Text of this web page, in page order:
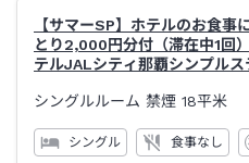
【サマーSP】ホテルのお食事
とり2,000円分付（滞在中1回
テルJALシティ那覇シンプルス
シングルルーム 禁煙 18平米
シングル 食事なし